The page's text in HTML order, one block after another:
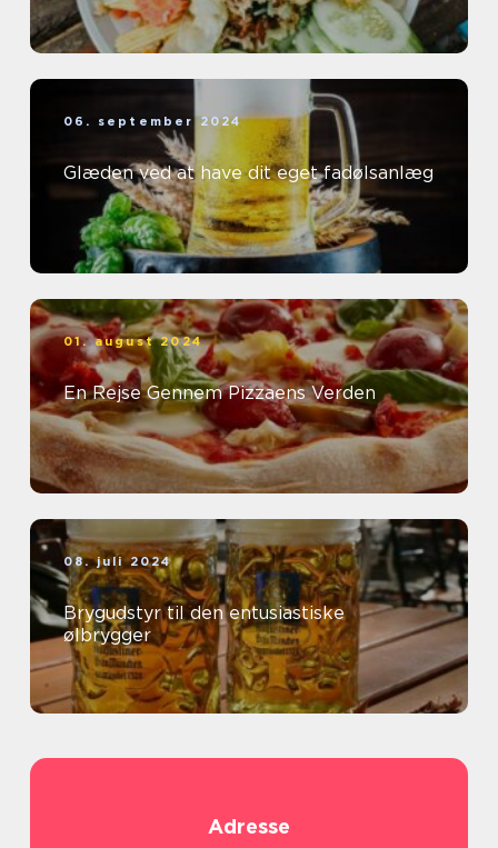
06. september 2024
Glæden ved at have dit eget fadølsanlæg
01. august 2024
En Rejse Gennem Pizzaens Verden
08. juli 2024
Brygudstyr til den entusiastiske
ølbrygger
Adresse